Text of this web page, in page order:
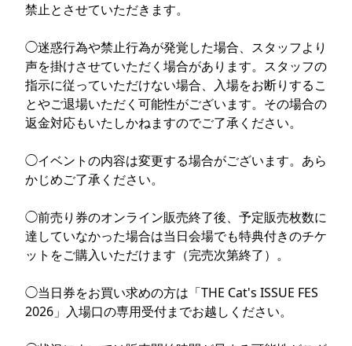
禁止とさせていただきます。
◯迷惑行為や禁止行為が発覚した場合、スタッフより
声を掛けさせていただく場合があります。スタッフの
指示に従っていただけない場合、入場をお断りするこ
とやご退場いただく可能性がございます。その場合の
返金対応もいたしかねますのでご了承ください。
◯イベントの内容は変更する場合がございます。あら
かじめご了承ください。
◯︎前売り券のオンライン販売終了後、予定販売枚数に
達していなかった場合は当日会場でも特典付きのチケ
ットをご購入いただけます（完売次第終了）。
◯当日券をお買い求めの方は「THE Cat's ISSUE FES
2026」入場口の専用受付までお越しください。